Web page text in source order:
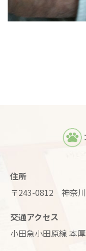
住所
〒243-0812 神奈
交通アクセス
小田急小田原線 本